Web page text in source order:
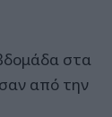
στα
από την